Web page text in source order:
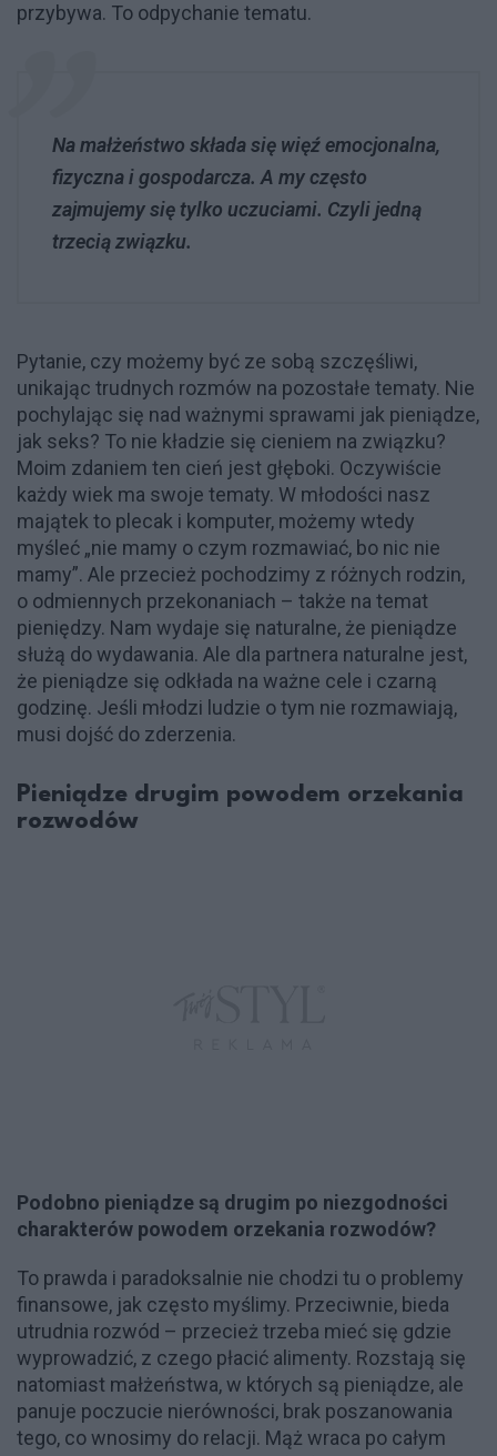
przybywa. To odpychanie tematu.
Na małżeństwo składa się więź emocjonalna,
fizyczna i gospodarcza. A my często
zajmujemy się tylko uczuciami. Czyli jedną
trzecią związku.
Pytanie, czy możemy być ze sobą szczęśliwi,
unikając trudnych rozmów na pozostałe tematy. Nie
pochylając się nad ważnymi sprawami jak pieniądze,
jak seks? To nie kładzie się cieniem na związku?
Moim zdaniem ten cień jest głęboki. Oczywiście
każdy wiek ma swoje tematy. W młodości nasz
majątek to plecak i komputer, możemy wtedy
myśleć „nie mamy o czym rozmawiać, bo nic nie
mamy”. Ale przecież pochodzimy z różnych rodzin,
o odmiennych przekonaniach – także na temat
pieniędzy. Nam wydaje się naturalne, że pieniądze
służą do wydawania. Ale dla partnera naturalne jest,
że pieniądze się odkłada na ważne cele i czarną
godzinę. Jeśli młodzi ludzie o tym nie rozmawiają,
musi dojść do zderzenia.
Pieniądze drugim powodem orzekania
rozwodów
Podobno pieniądze są drugim po niezgodności
charakterów powodem orzekania rozwodów?
To prawda i paradoksalnie nie chodzi tu o problemy
finansowe, jak często myślimy. Przeciwnie, bieda
utrudnia rozwód – przecież trzeba mieć się gdzie
wyprowadzić, z czego płacić alimenty. Rozstają się
natomiast małżeństwa, w których są pieniądze, ale
panuje poczucie nierówności, brak poszanowania
tego, co wnosimy do relacji. Mąż wraca po całym